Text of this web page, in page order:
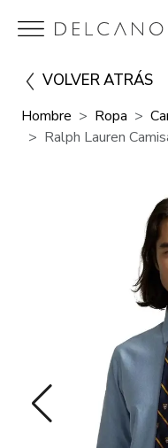
VOLVER ATRÁS
Hombre Ropa
Ralph Lauren